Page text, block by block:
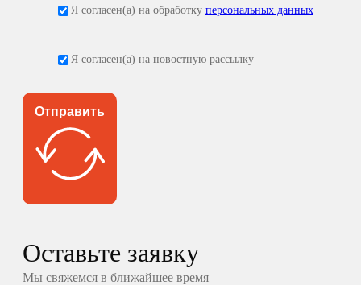
Я согласен(а) на обработку персональных данных
Я согласен(а) на новостную рассылку
Отправить
Оставьте заявку
Мы свяжемся в ближайшее время